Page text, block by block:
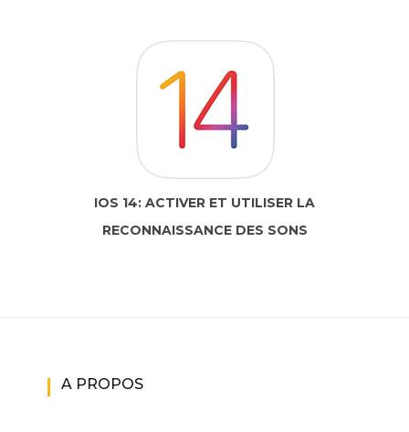
IOS 14: ACTIVER ET UTILISER LA
RECONNAISSANCE DES SONS
A PROPOS